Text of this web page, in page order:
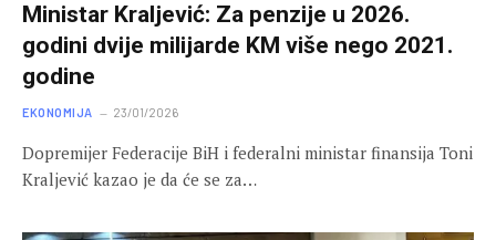
Ministar Kraljević: Za penzije u 2026.
godini dvije milijarde KM više nego 2021.
godine
EKONOMIJA 23/01/2026
Dopremijer Federacije BiH i federalni ministar finansija Toni
Kraljević kazao je da će se za…